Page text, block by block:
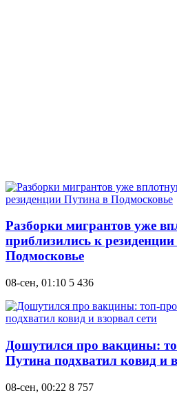
Разборки мигрантов уже
приблизились к
Подмосковье
08-сен, 01:10 5 436
Дошутился про вакцины:
Путина подхватил ковид и
08-сен, 00:22 8 757